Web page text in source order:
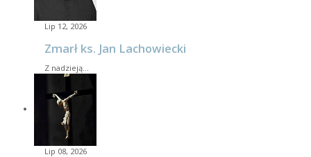
Lip 12, 2026
Zmarł ks. Jan Lachowiecki
Z nadzieją…
Lip 08, 2026